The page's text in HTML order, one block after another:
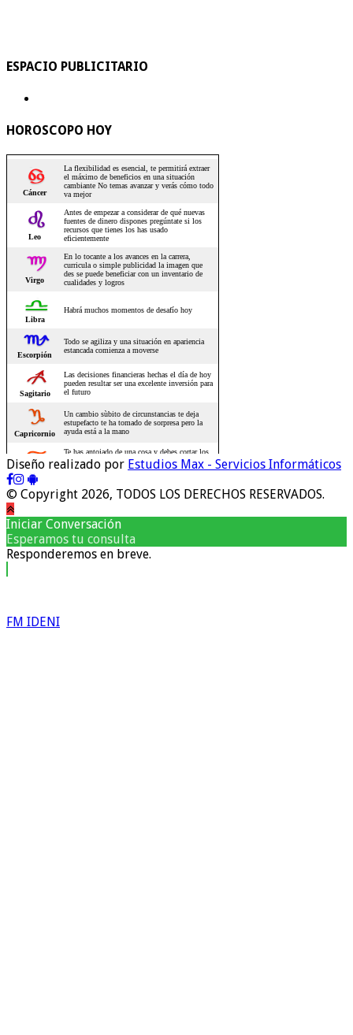
ESPACIO PUBLICITARIO
HOROSCOPO HOY
Diseño realizado por Estudios Max - Servicios Informáticos
© Copyright 2026, TODOS LOS DERECHOS RESERVADOS.
Iniciar Conversación
Esperamos tu consulta
Responderemos en breve.
FM IDENI